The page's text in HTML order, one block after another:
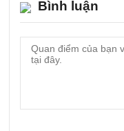
Bình luận